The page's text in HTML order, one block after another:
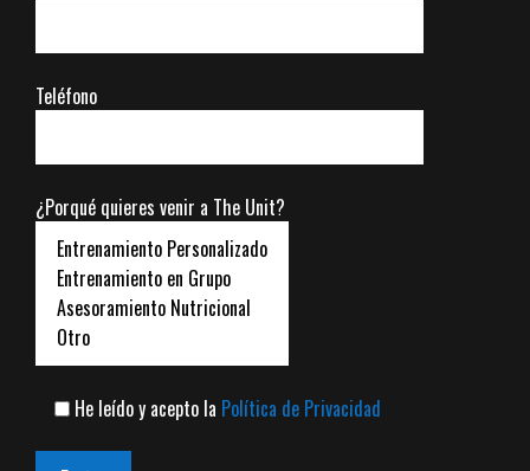
Teléfono
¿Porqué quieres venir a The Unit?
He leído y acepto la Política de Privacidad